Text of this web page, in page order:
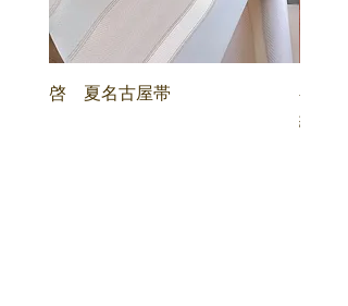
啓 夏名古屋帯
喜多
紋 名